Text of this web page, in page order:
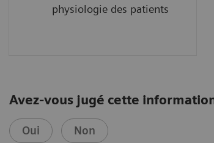
physiologie des patients
Avez-vous jugé cette
Oui Non